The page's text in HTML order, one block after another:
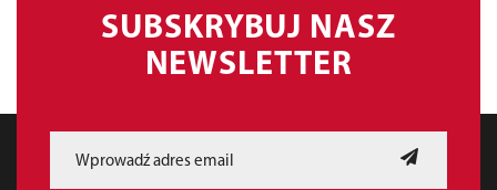
SUBSKRYBUJ NASZ
NEWSLETTER